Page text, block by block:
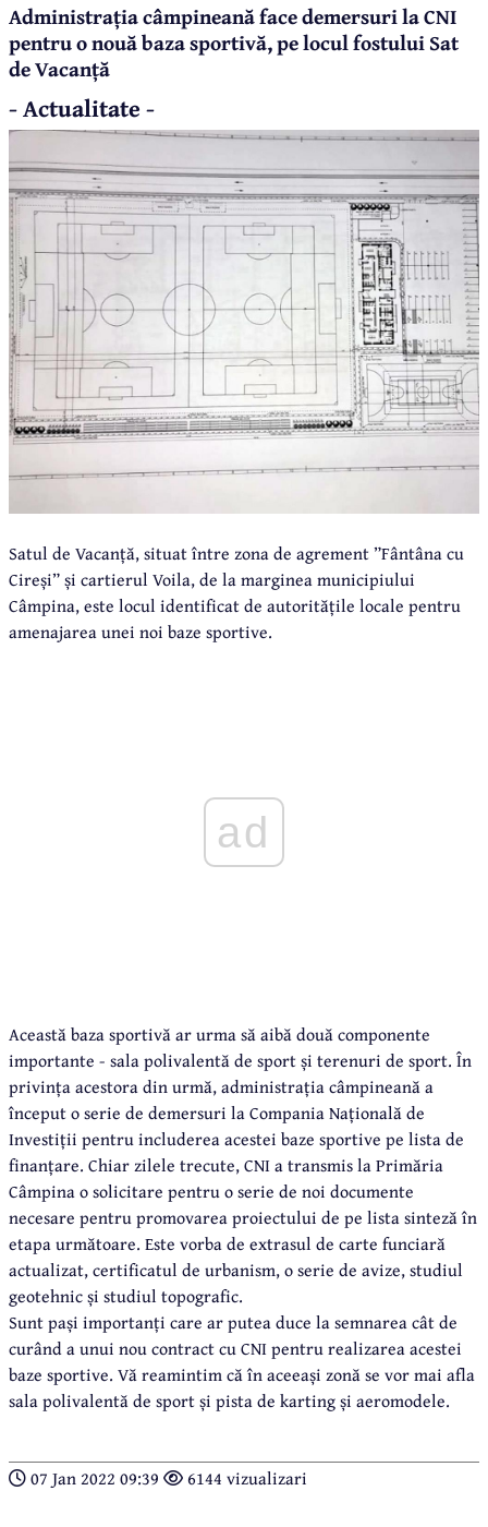
Administrația câmpineană face demersuri la CNI
pentru o nouă baza sportivă, pe locul fostului Sat
de Vacanță
- Actualitate -
Satul de Vacanță, situat între zona de agrement ”Fântâna cu
Cireși” și cartierul Voila, de la marginea municipiului
Câmpina, este locul identificat de autoritățile locale pentru
amenajarea unei noi baze sportive.
ad
Această baza sportivă ar urma să aibă două componente
importante - sala polivalentă de sport și terenuri de sport. În
privința acestora din urmă, administrația câmpineană a
început o serie de demersuri la Compania Națională de
Investiții pentru includerea acestei baze sportive pe lista de
finanțare. Chiar zilele trecute, CNI a transmis la Primăria
Câmpina o solicitare pentru o serie de noi documente
necesare pentru promovarea proiectului de pe lista sinteză în
etapa următoare. Este vorba de extrasul de carte funciară
actualizat, certificatul de urbanism, o serie de avize, studiul
geotehnic și studiul topografic.
Sunt pași importanți care ar putea duce la semnarea cât de
curând a unui nou contract cu CNI pentru realizarea acestei
baze sportive. Vă reamintim că în aceeași zonă se vor mai afla
sala polivalentă de sport și pista de karting și aeromodele.
07 Jan 2022 09:39 6144 vizualizari